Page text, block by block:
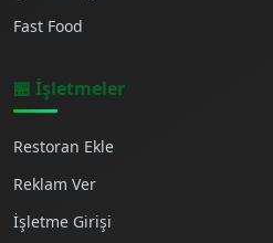
Fast Food
🏪 İşletmeler
Restoran Ekle
Reklam Ver
İşletme Girişi